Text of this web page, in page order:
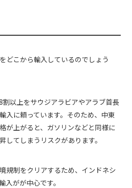
どこから輸入しているのでしょう
割以上をサウジアラビアやアラブ首長
入に頼っています。そのため、中東
が上がると、ガソリンなどと同様に
してしまうリスクがあります。
規制をクリアするため、インドネシ
入がが中心です。